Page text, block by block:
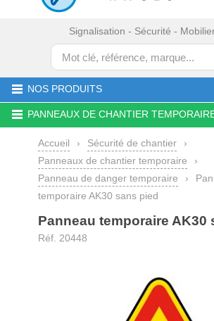
Signalisation - Sécurité -
NOS PRODUITS
PANNEAUX DE CHANTIER
Accueil › Sécurité de chantier
›
Panneaux de chantier temporaire
›
Panneau de danger temporaire
›
temporaire AK30 sans pied
Panneau temporaire AK30
Réf. 20448